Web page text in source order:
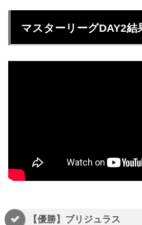
マスターリーグDAY2結
【優勝】ブリジュラス